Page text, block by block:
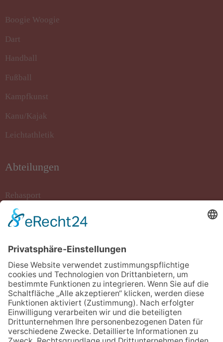
Boogie Woogie
Dart
Handball
Fußball
Kampfkunst
Kanu/Kajak
Leichtathletik
Abteilungen
Rehasport
Rollstuhlbasketball
Stockschiessen
Tanzsport
Turnen/Fitness/Gymnastik
Volleyball